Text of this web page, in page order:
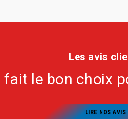
Les avis
fait le bon choix
LIRE NOS AVIS